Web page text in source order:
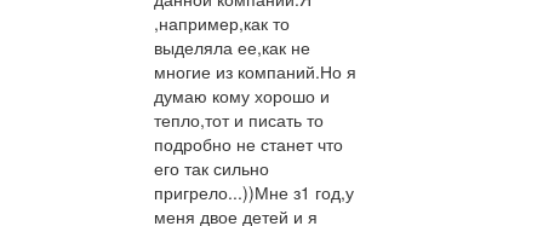
,например,как то
выделяла ее,как не
многие из компаний.Но я
думаю кому хорошо и
тепло,тот и писать то
подробно не станет что
его так сильно
пригрело...))Мне з1 год,у
меня двое детей и я